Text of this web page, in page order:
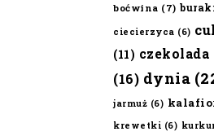
boćwina (7)
ciecierzyca (6)
(11) czekolada
(16) dynia
jarmuż (6)
krewetki (6)